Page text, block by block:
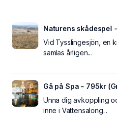
Naturens skådespel
Vid Tysslingesjön, en
samlas årligen...
Gå på Spa - 795kr
Unna dig avkoppling
inne i Vattensalong...